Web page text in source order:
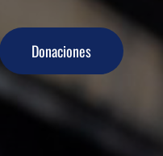
Donaciones